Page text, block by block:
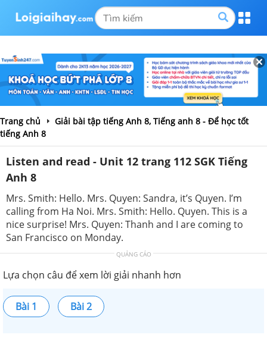
Trang chủ
Giải bài tập tiếng Anh 8, Tiếng anh 8 - Để học tốt
tiếng Anh 8
Listen and read - Unit 12 trang 112 SGK Tiếng
Anh 8
Mrs. Smith: Hello. Mrs. Quyen: Sandra, it’s Quyen. I’m
calling from Ha Noi. Mrs. Smith: Hello. Quyen. This is a
nice surprise! Mrs. Quyen: Thanh and I are coming to
San Francisco on Monday.
QUẢNG CÁO
Lựa chọn câu để xem lời giải nhanh hơn
Bài 1 Bài 2